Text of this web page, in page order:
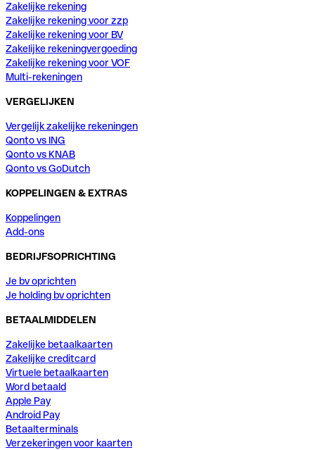
Zakelijke rekening
Zakelijke rekening voor zzp
Zakelijke rekening voor BV
Zakelijke rekeningvergoeding
Zakelijke rekening voor VOF
Multi-rekeningen
VERGELIJKEN
Vergelijk zakelijke rekeningen
Qonto vs ING
Qonto vs KNAB
Qonto vs GoDutch
KOPPELINGEN & EXTRAS
Koppelingen
Add-ons
BEDRIJFSOPRICHTING
Je bv oprichten
Je holding bv oprichten
BETAALMIDDELEN
Zakelijke betaalkaarten
Zakelijke creditcard
Virtuele betaalkaarten
Word betaald
Apple Pay
Android Pay
Betaalterminals
Verzekeringen voor kaarten